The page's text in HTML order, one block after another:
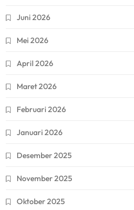
Juni 2026
Mei 2026
April 2026
Maret 2026
Februari 2026
Januari 2026
Desember 2025
November 2025
Oktober 2025